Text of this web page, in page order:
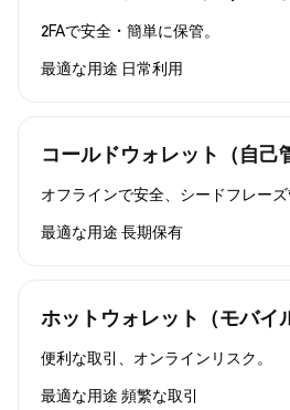
2FAで安全・簡単に保管。
最適な用途 日常利用
コールドウォレット（自己
オフラインで安全、シードフレーズ
最適な用途 長期保有
ホットウォレット（モバイ
便利な取引、オンラインリスク。
最適な用途 頻繁な取引